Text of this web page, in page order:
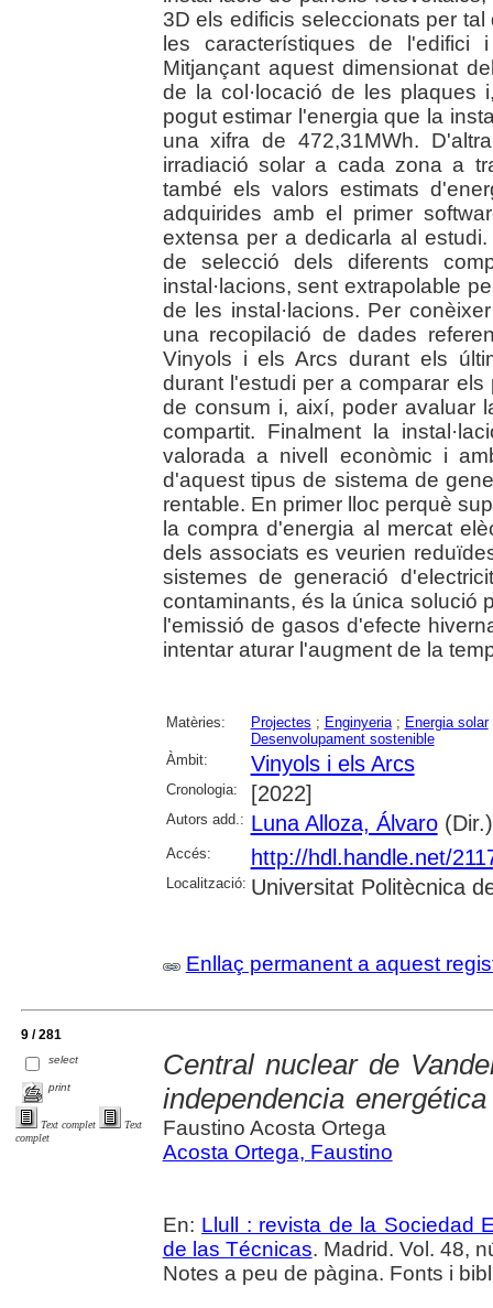
3D els edificis seleccionats per
les característiques de
Mitjançant aquest dimensionat
de la col·locació de les plaques
pogut estimar l'energia que la
una xifra de 472,31MWh.
irradiació solar a cada zona a
també els valors estimats
adquirides amb el primer
extensa per a dedicarla al
de selecció dels diferents
instal·lacions, sent extrapolable
de les instal·lacions. Per
una recopilació de dades
Vinyols i els Arcs durant els
durant l'estudi per a comparar
de consum i, així, poder avaluar
compartit. Finalment la
valorada a nivell econòmic i
d'aquest tipus de sistema de
rentable. En primer lloc perquè
la compra d'energia al mercat
dels associats es veurien
sistemes de generació
contaminants, és la única solució
l'emissió de gasos d'efecte
intentar aturar l'augment de la
Matèries: Projectes ; Enginyeria; Energia solar
Desenvolupament sostenible
Àmbit:
Vinyols i els Arcs
Cronologia: [2022]
Autors add.: Luna Alloza, Álvaro(Dir.)
Accés: http://hdl.handle.net/
Localització: Universitat Politècnica
Enllaç permanent a aquest
9 / 281
select
print
Text complet
Text
complet
Central nuclear de
independencia
Faustino Acosta Ortega
Acosta Ortega, Faustino
En: Llull : revista de la Sociedad
de las Técnicas. Madrid. Vol. 48,
Notes a peu de pàgina. Fonts i